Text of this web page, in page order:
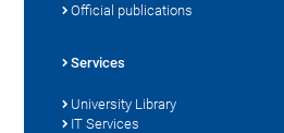
Official publications
Services
University Library
IT Services